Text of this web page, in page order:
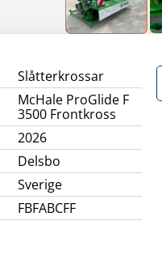
Slåtterkrossar
McHale ProGlide F
3500 Frontkross
2026
Delsbo
Sverige
FBFABCFF